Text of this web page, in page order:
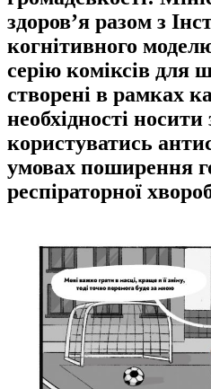
здоров’я разом з
когнітивного
серію коміксів для
створені в рамках
необхідності
користуватись
умовах поширення
респіраторної